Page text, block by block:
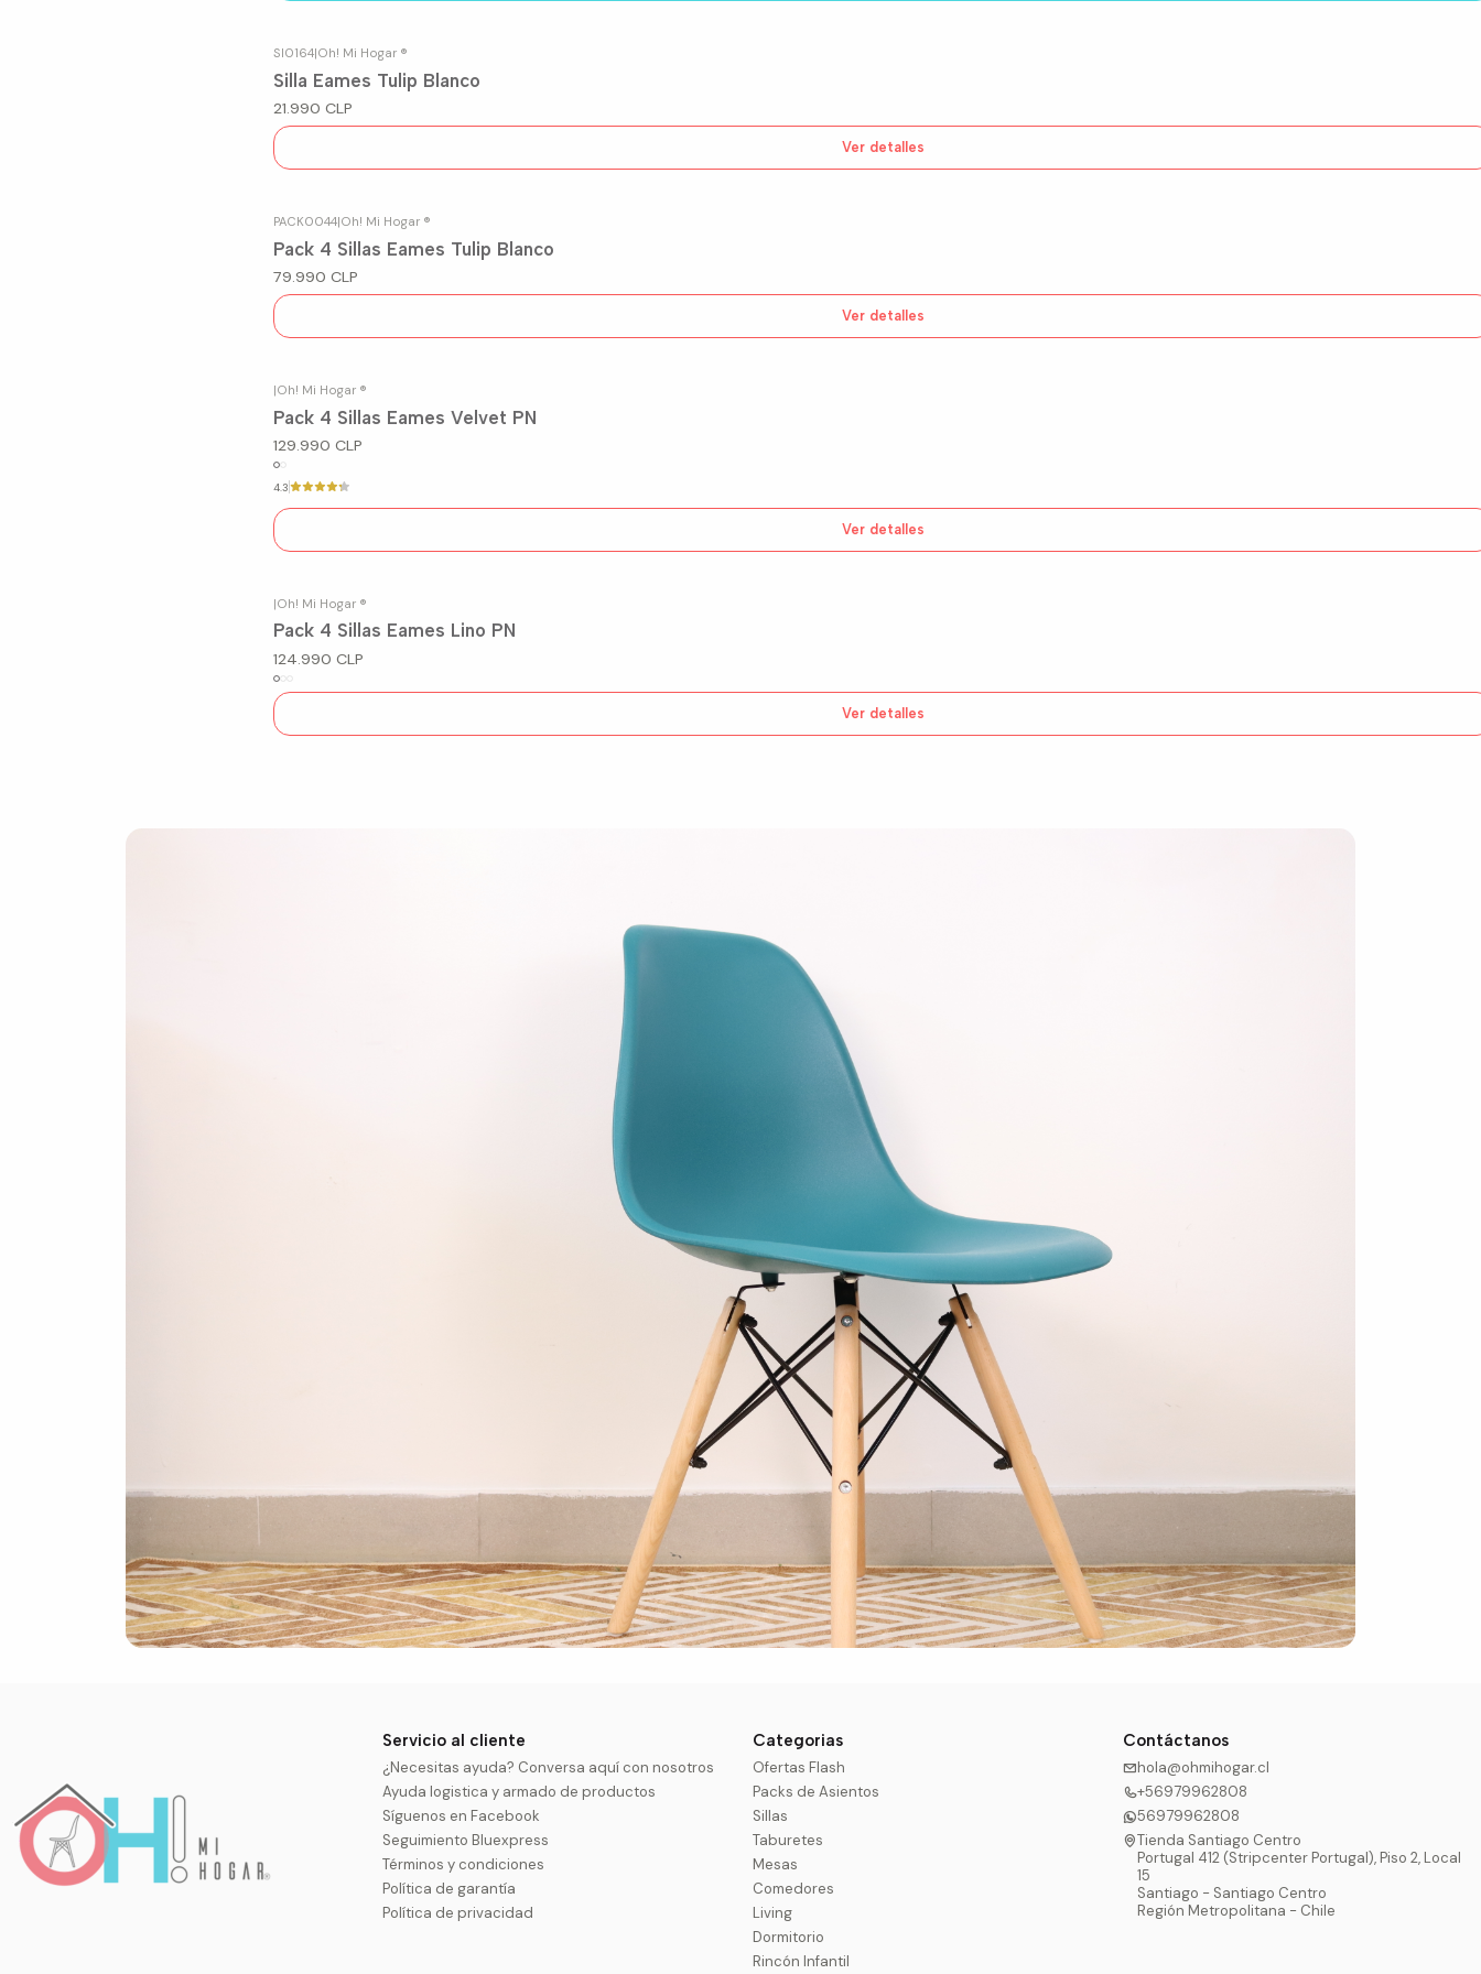
Agotado
SI0164|Oh! Mi Hogar ®
Silla Eames Tulip Blanco
21.990 CLP
Ver detalles
Agotado
PACK0044|Oh! Mi Hogar ®
Pack 4 Sillas Eames Tulip Blanco
79.990 CLP
Ver detalles
Agotado
|Oh! Mi Hogar ®
Pack 4 Sillas Eames Velvet PN
129.990 CLP
4.3
Ver detalles
Agotado
|Oh! Mi Hogar ®
Pack 4 Sillas Eames Lino PN
124.990 CLP
Ver detalles
Servicio al cliente
¿Necesitas ayuda? Conversa aquí con nosotros
Ayuda logistica y armado de productos
Síguenos en Facebook
Seguimiento Bluexpress
Términos y condiciones
Política de garantía
Política de privacidad
Categorias
Ofertas Flash
Packs de Asientos
Sillas
Taburetes
Mesas
Comedores
Living
Dormitorio
Rincón Infantil
Contáctanos
hola@ohmihogar.cl
+56979962808
56979962808
Tienda Santiago Centro
Portugal 412 (Stripcenter Portugal), Piso 2, Local
15
Santiago - Santiago Centro
Región Metropolitana - Chile